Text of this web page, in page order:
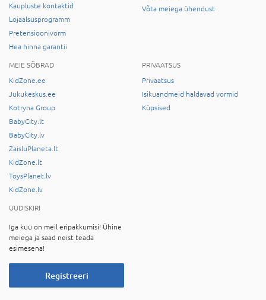
Kaupluste kontaktid
Lojaalsusprogramm
Pretensioonivorm
Hea hinna garantii
Võta meiega ühendust
MEIE SÕBRAD
KidZone.ee
Jukukeskus.ee
Kotryna Group
BabyCity.lt
BabyCity.lv
ZaisluPlaneta.lt
KidZone.lt
ToysPlanet.lv
KidZone.lv
PRIVAATSUS
Privaatsus
Isikuandmeid haldavad vormid
Küpsised
UUDISKIRI
Iga kuu on meil eripakkumisi! Ühine
meiega ja saad neist teada
esimesena!
Registreeri